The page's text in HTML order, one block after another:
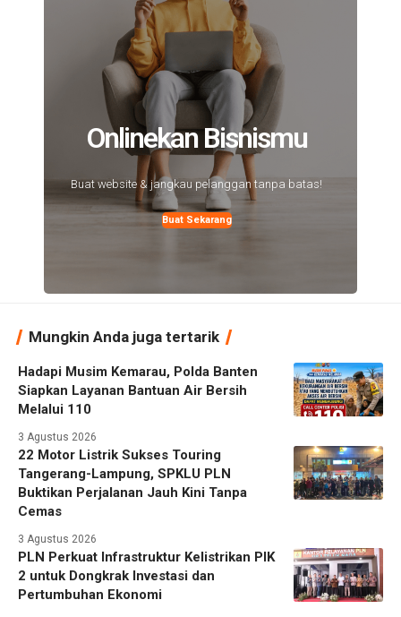
Onlinekan Bisnismu
Buat website & jangkau pelanggan tanpa batas!
Buat Sekarang
Mungkin Anda juga tertarik
Hadapi Musim Kemarau, Polda Banten
Siapkan Layanan Bantuan Air Bersih
Melalui 110
3 Agustus 2026
22 Motor Listrik Sukses Touring
Tangerang-Lampung, SPKLU PLN
Buktikan Perjalanan Jauh Kini Tanpa
Cemas
3 Agustus 2026
PLN Perkuat Infrastruktur Kelistrikan PIK
2 untuk Dongkrak Investasi dan
Pertumbuhan Ekonomi